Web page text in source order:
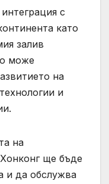
с
като
залив
може
на
и
на
ще бъде
и да обслужва